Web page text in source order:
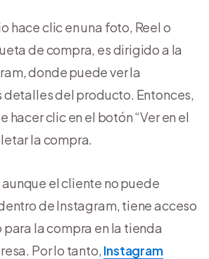
hace clic en una foto, Reel o
de compra, es dirigido a la
donde puede ver la
detalles del producto. Entonces,
hacer clic en el botón “Ver en el
la compra.
el cliente no puede
de Instagram, tiene acceso
la compra en la tienda
Por lo tanto, Instagram